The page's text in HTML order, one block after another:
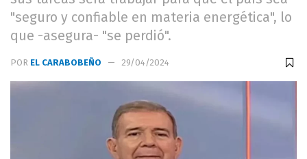
"seguro y confiable en materia energética", lo
que -asegura- "se perdió".
POR EL CARABOBEÑO 29/04/2024